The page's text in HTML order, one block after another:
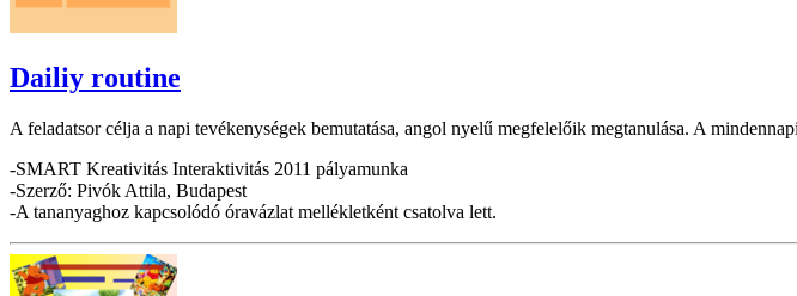
Dailiy routine
A feladatsor célja a napi tevékenységek bemutatása, angol nyelű megfelelőik megtanulása. A
-SMART Kreativitás Interaktivitás 2011 pályamunka
-Szerző: Pivók Attila, Budapest
-A tananyaghoz kapcsolódó óravázlat mellékletként csatolva lett.